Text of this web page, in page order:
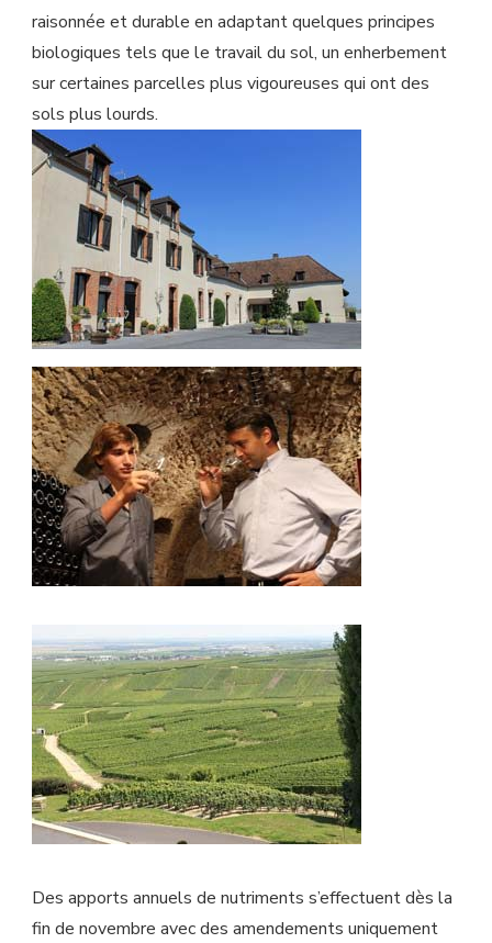
raisonnée et durable en adaptant quelques principes
biologiques tels que le travail du sol, un enherbement
sur certaines parcelles plus vigoureuses qui ont des
sols plus lourds.
Des apports annuels de nutriments s’effectuent dès la
fin de novembre avec des amendements uniquement